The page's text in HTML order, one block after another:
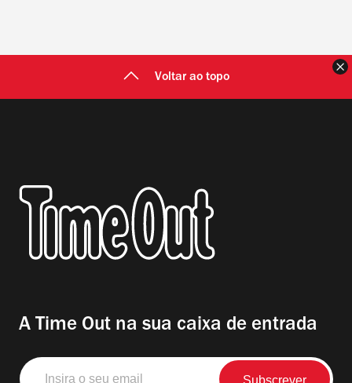
Voltar ao topo
A Time Out na sua caixa de entrada
Insira